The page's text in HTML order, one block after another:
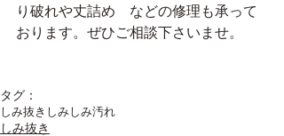
り破れや丈詰め　などの修理も承って
おります。ぜひご相談下さいませ。
タグ：
しみ抜き しみしみ汚れ
しみ抜き